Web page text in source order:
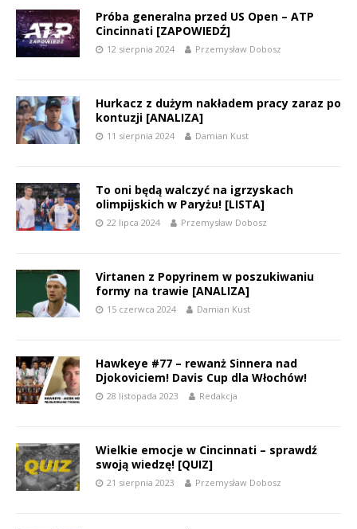
Próba generalna przed US Open – ATP
Cincinnati [ZAPOWIEDŹ]
12 sierpnia 2024 Przemysław Dobosz
Hurkacz z dużym nakładem pracy zaraz po
kontuzji [ANALIZA]
11 sierpnia 2024 Damian Kust
To oni będą walczyć na igrzyskach
olimpijskich w Paryżu! [LISTA]
22 lipca 2024 Przemysław Dobosz
Virtanen z Popyrinem w poszukiwaniu
formy na trawie [ANALIZA]
15 czerwca 2024 Damian Kust
Hawkeye #77 – rewanż Sinnera nad
Djokoviciem! Davis Cup dla Włochów!
28 listopada 2023 Redakcja
Wielkie emocje w Cincinnati – sprawdź
swoją wiedzę! [QUIZ]
21 sierpnia 2023 Przemysław Dobosz